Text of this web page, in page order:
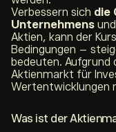
Verbessern sich die
Unternehmens
Aktien, kann der
Bedingungen –
bedeuten. Aufgrund
Aktienmarkt für
Wertentwicklungen
Was ist der